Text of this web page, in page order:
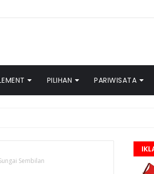
PILIHAN PARIWISATA
Sembilan